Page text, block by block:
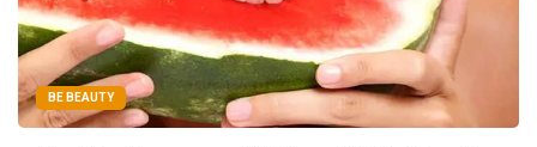
BE BEAUTY